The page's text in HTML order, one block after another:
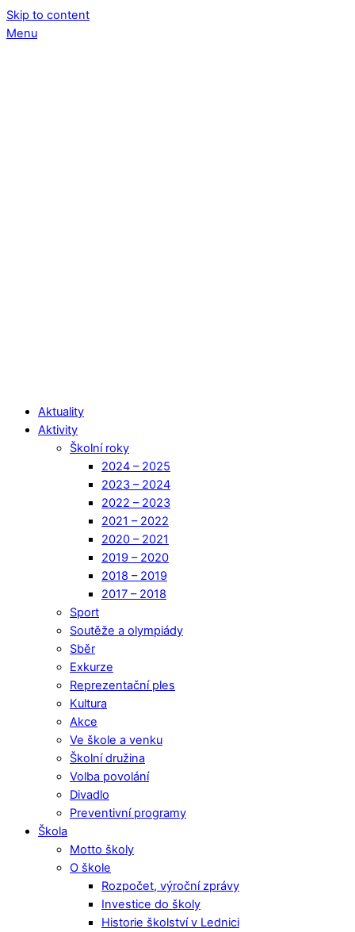
Skip to content
Menu
Aktuality
Aktivity
Školní roky
2024 – 2025
2023 – 2024
2022 – 2023
2021 – 2022
2020 – 2021
2019 – 2020
2018 – 2019
2017 – 2018
Sport
Soutěže a olympiády
Sběr
Exkurze
Reprezentační ples
Kultura
Akce
Ve škole a venku
Školní družina
Volba povolání
Divadlo
Preventivní programy
Škola
Motto školy
O škole
Rozpočet, výroční zprávy
Investice do školy
Historie školství v Lednici